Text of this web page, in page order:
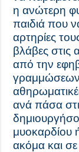
η ανώτερη
παιδιά που
αρτηρίες
βλάβες στις
από την
γραμμώσεων
ανά πάσα
μυοκαρδίου
ακόμα και